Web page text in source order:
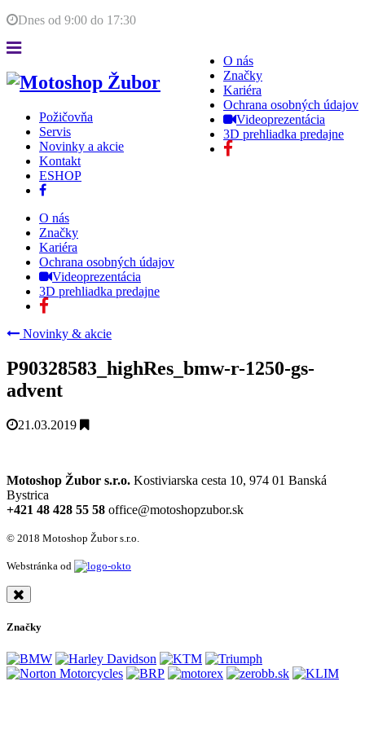
Dnes od 9:00 do 17:30
O nás
Značky
Kariéra
Ochrana osobných údajov
Videoprezentácia
3D prehliadka predajne
Požičovňa
Servis
Novinky a akcie
Kontakt
ESHOP
O nás
Značky
Kariéra
Ochrana osobných údajov
Videoprezentácia
3D prehliadka predajne
Novinky & akcie
P90328583_highRes_bmw-r-1250-gs-
advent
21.03.2019
Motoshop Žubor s.r.o. Kostiviarska cesta 10, 974 01 Banská
Bystrica
+421 48 428 55 58 office@motoshopzubor.sk
© 2018 Motoshop Žubor s.r.o.
Webstránka od
Značky